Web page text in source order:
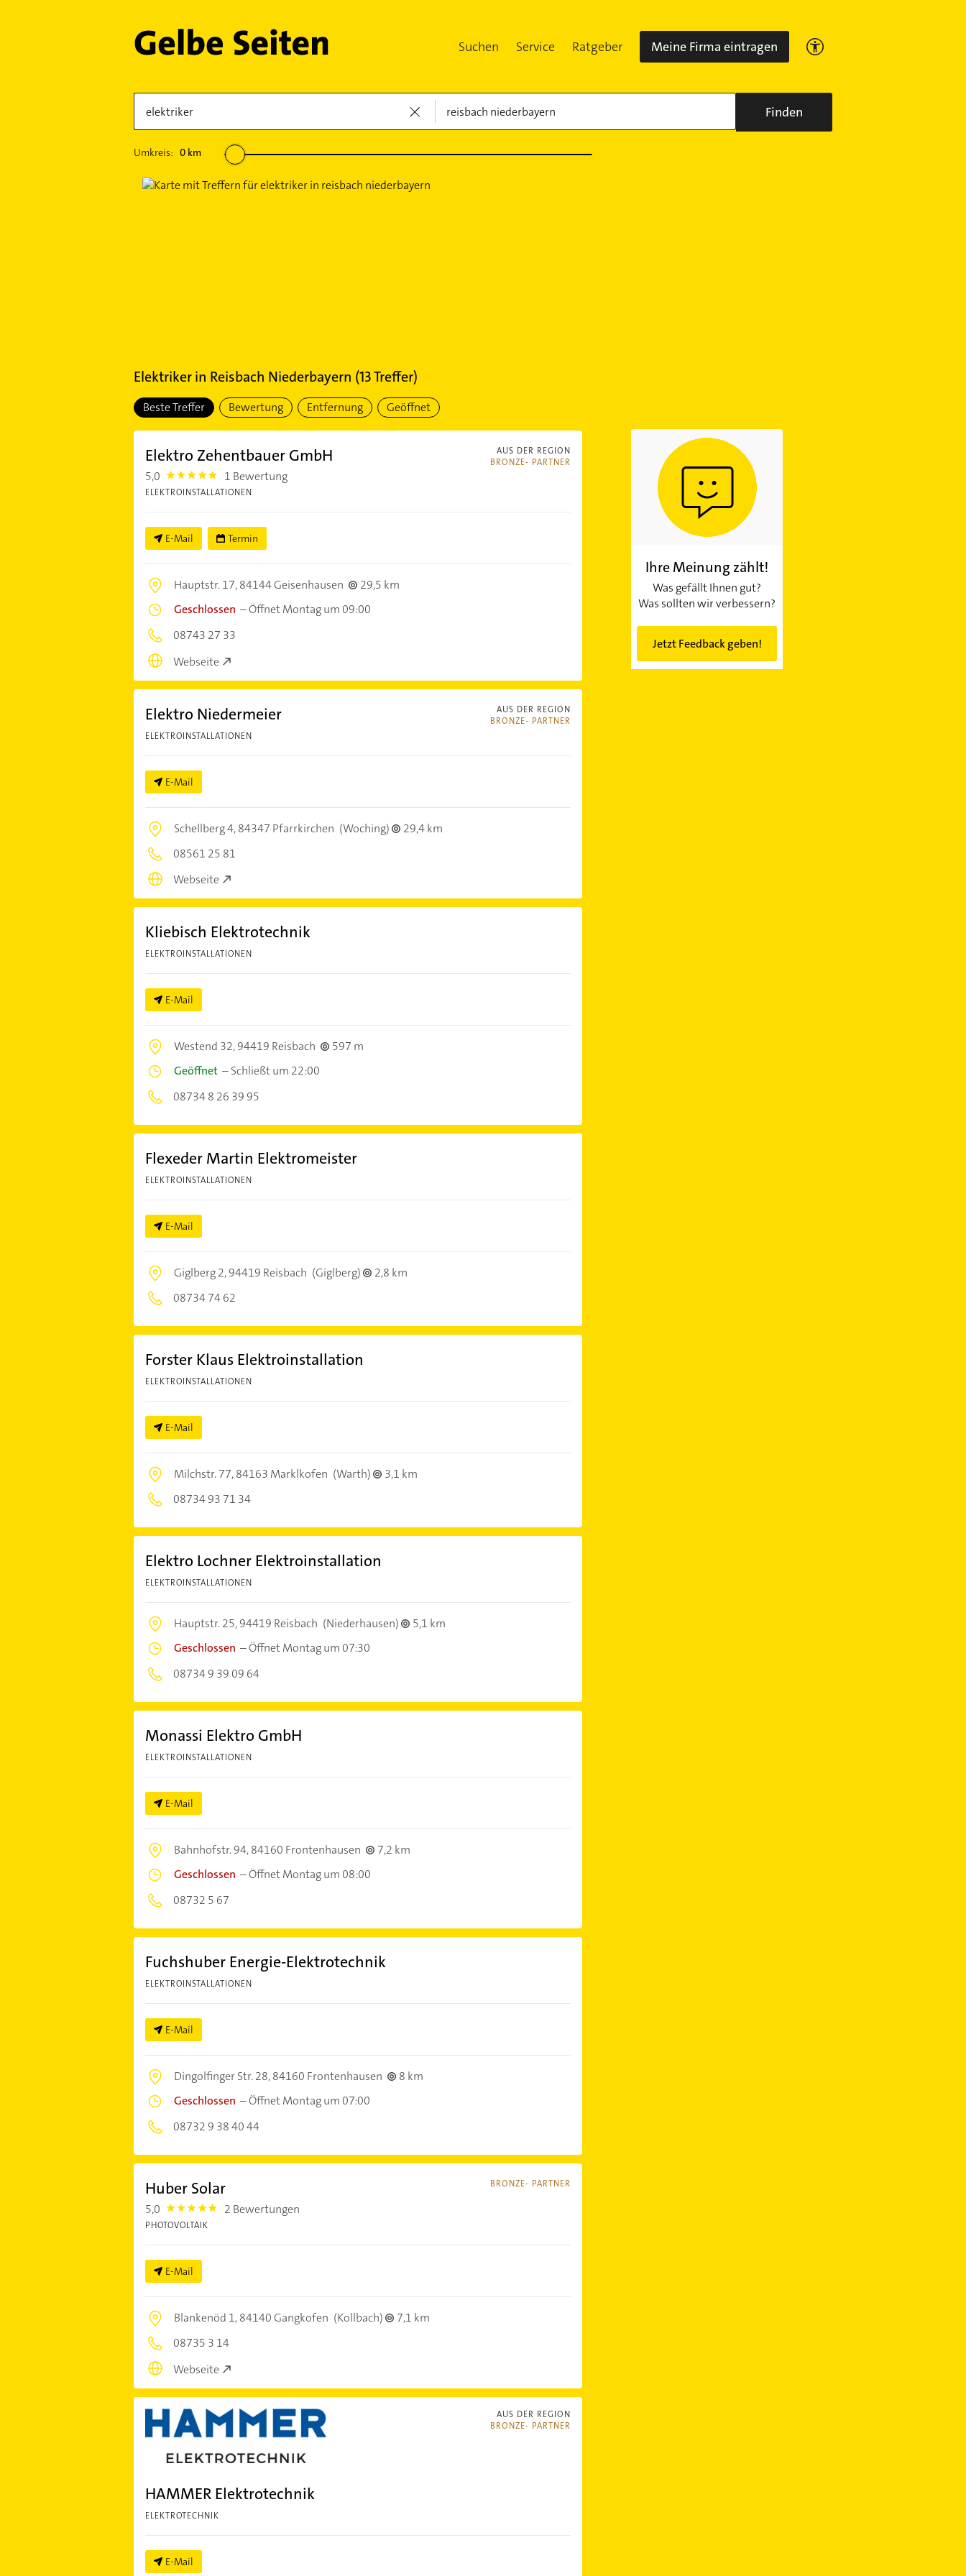
Suchen Service Ratgeber Meine Firma eintragen
Finden
Umkreis: 0km
Elektrikerin Reisbach Niederbayern (13Treffer)
Beste Treffer Bewertung Entfernung Geöffnet
AUS DER REGION
BRONZE- PARTNER
Elektro Zehentbauer GmbH
5,0 5.0 1 Bewertung
ELEKTROINSTALLATIONEN
E-Mail Termin
Hauptstr. 17,84144 Geisenhausen
29,5 km
Geschlossen –Öffnet Montag um 09:00
08743 27 33
Webseite
AUS DER REGION
BRONZE- PARTNER
Elektro Niedermeier
ELEKTROINSTALLATIONEN
E-Mail
Schellberg 4,84347 Pfarrkirchen (Woching)
29,4 km
08561 25 81
Webseite
Kliebisch Elektrotechnik
ELEKTROINSTALLATIONEN
E-Mail
Westend 32,94419 Reisbach
597 m
Geöffnet–Schließt um 22:00
08734 8 26 39 95
Flexeder Martin Elektromeister
ELEKTROINSTALLATIONEN
E-Mail
Giglberg 2,94419 Reisbach (Giglberg)
2,8 km
08734 74 62
Forster Klaus Elektroinstallation
ELEKTROINSTALLATIONEN
E-Mail
Milchstr. 77,84163 Marklkofen (Warth)
3,1 km
08734 93 71 34
Elektro Lochner Elektroinstallation
ELEKTROINSTALLATIONEN
Hauptstr. 25,94419 Reisbach (Niederhausen)
5,1 km
Geschlossen –Öffnet Montag um 07:30
08734 9 39 09 64
Monassi Elektro GmbH
ELEKTROINSTALLATIONEN
E-Mail
Bahnhofstr. 94,84160 Frontenhausen
7,2 km
Geschlossen –Öffnet Montag um 08:00
08732 5 67
Fuchshuber Energie-Elektrotechnik
ELEKTROINSTALLATIONEN
E-Mail
Dingolfinger Str. 28,84160 Frontenhausen
8 km
Geschlossen –Öffnet Montag um 07:00
08732 9 38 40 44
BRONZE- PARTNER
Huber Solar
5,0 5.0 2 Bewertungen
PHOTOVOLTAIK
E-Mail
Blankenöd 1,84140 Gangkofen (Kollbach)
7,1 km
08735 3 14
Webseite
AUS DER REGION
BRONZE- PARTNER
HAMMER Elektrotechnik
ELEKTROTECHNIK
E-Mail
Ihre Meinung zählt!
Was gefällt Ihnen gut?
Was sollten wir verbessern?
Jetzt Feedback geben!